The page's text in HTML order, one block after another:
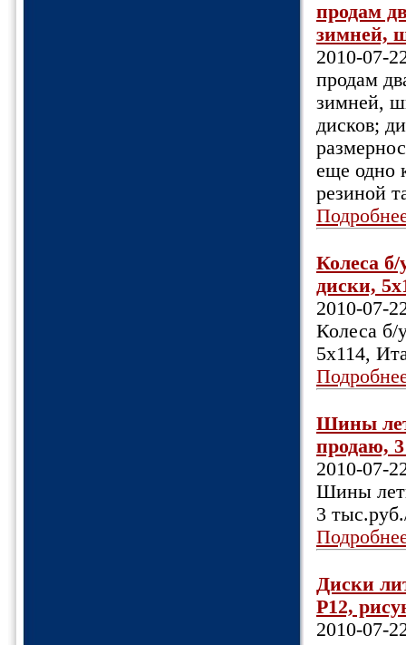
продам
зимней,
2010-07-
продам
зимней,
дисков;
еще одно
резиной
Колеса
диски,
2010-07-
Колеса б/
5х114,
Шины
продаю,
2010-07-
Шины
3
Диски
Р12,
2010-07-